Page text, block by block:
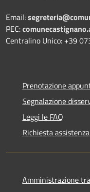
Email:
PEC:
Centralino Unico: +39
Prenotazione
Segnalazione
Leggi le FAQ
Richiesta assistenza
Amministrazione